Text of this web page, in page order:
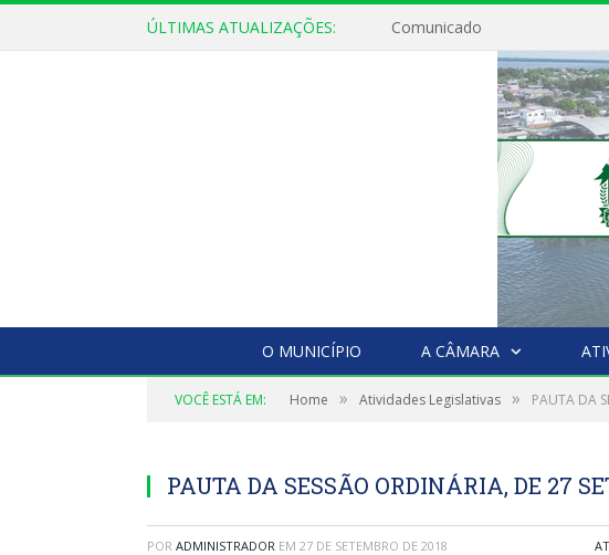
ÚLTIMAS ATUALIZAÇÕES: Comunicado
O MUNICÍPIO A CÂMARA
VOCÊ ESTÁ EM: Home » Atividades Legislativas » PAUTA DA
PAUTA DA SESSÃO ORDINÁRIA, DE 27
POR ADMINISTRADOR EM 27 DE SETEMBRO DE 2018